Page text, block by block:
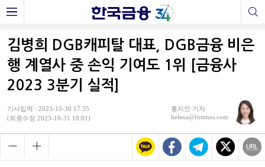
김병희 DGB캐피탈 대표, DGB금융 비은
행 계열사 중 손익 기여도 1위 [금융사
2023 3분기 실적]
기사입력 : 2023-10-30 17:35
(최종수정 2023-10-31 18:01)
홍지인 기자
helena@fntimes.com